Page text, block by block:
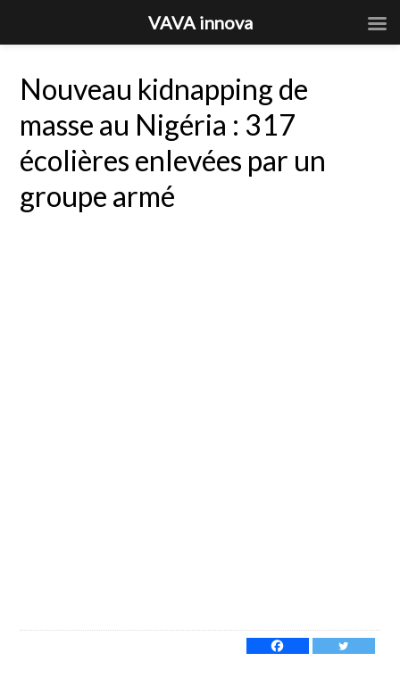
Nouveau kidnapping de
masse au Nigéria : 317
écolières enlevées par un
groupe armé
VAVA innova